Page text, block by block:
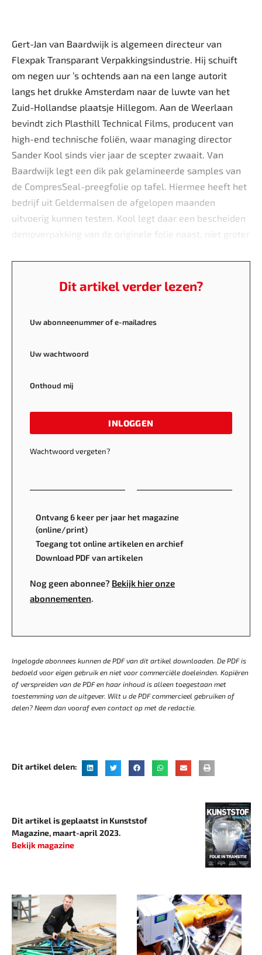
Gert-Jan van Baardwijk is algemeen directeur van
Flexpak Transparant Verpakkingsindustrie. Hij schuift
om negen uur ’s ochtends aan na een lange autorit
langs het drukke Amsterdam naar de luwte van het
Zuid-Hollandse plaatsje Hillegom. Aan de Weerlaan
bevindt zich Plasthill Technical Films, producent van
high-end technische foliën, waar managing director
Sander Kool sinds vier jaar de scepter zwaait. Van
Baardwijk legt een dik pak gelamineerde samples van
de CompresSeal-preegfolie op tafel. Hiermee heeft het
bedrijf uit Geldermalsen de afgelopen maanden
uitvoerig kunnen testen. Kool legt daar een bescheiden
demoverpakking van de originele folie naast, niet groter
Dit artikel verder lezen?
Uw abonneenummer of e-mailadres
Uw wachtwoord
Onthoud mij
INLOGGEN
Wachtwoord vergeten?
Ontvang 6 keer per jaar het magazine
(online/print)
Toegang tot online artikelen en archief
Download PDF van artikelen
Nog geen abonnee? Bekijk hier onze
abonnementen
Ingelogde abonnees kunnen de PDF van dit artikel downloaden. De PDF is
bedoeld voor eigen gebruik en niet voor commerciële doeleinden. Kopiëren
of verspreiden van de PDF en haar inhoud is alleen toegestaan met
toestemming van de uitgever. Wilt u de PDF commercieel gebruiken of
delen? Neem dan vooraf even contact op met de redactie.
Dit artikel delen:
Dit artikel is geplaatst in Kunststof
Magazine, maart-april 2023.
Bekijk magazine